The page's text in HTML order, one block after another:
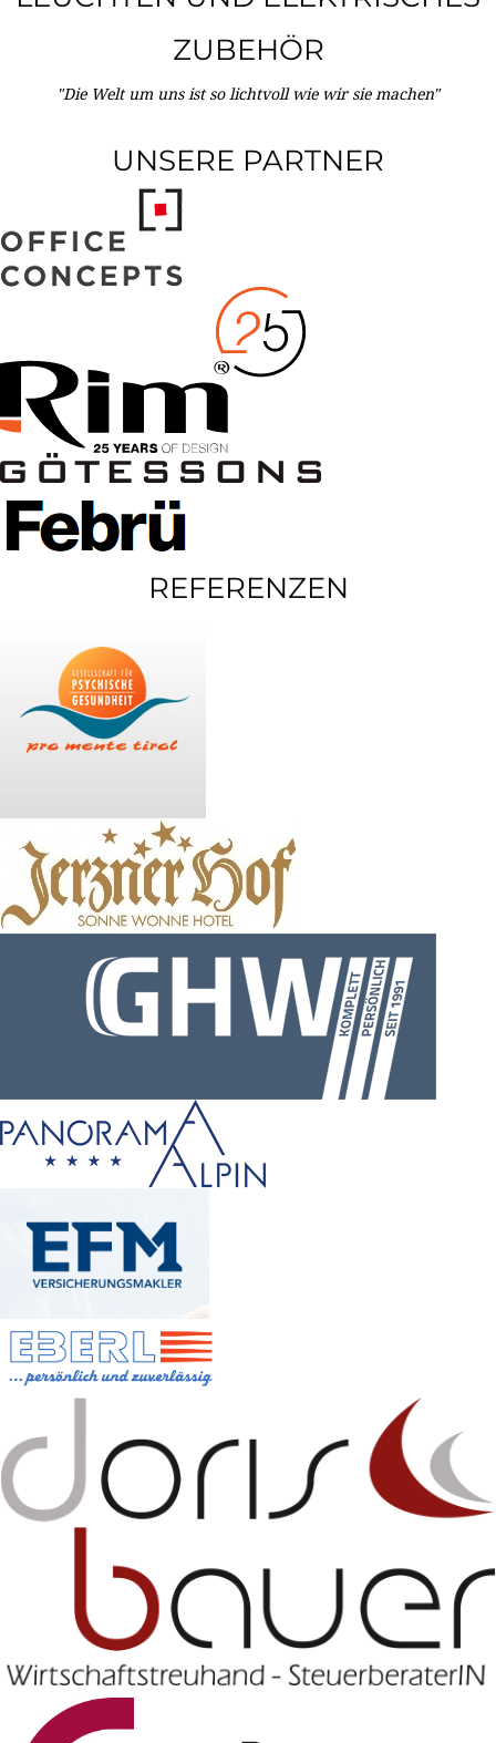
ZUBEHÖR
"Die Welt um uns ist so lichtvoll wie wir sie machen"
UNSERE PARTNER
REFERENZEN